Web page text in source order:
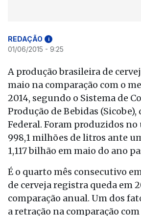
REDAÇÃO i
01/06/2015 - 9:25
A produção brasileira de
maio na comparação com o
2014, segundo o Sistema de
Produção de Bebidas (Sicobe),
Federal. Foram produzidos
998,1 milhões de litros ante
1,117 bilhão em maio do ano
É o quarto mês consecutivo
de cerveja registra queda em
comparação anual. Um dos
a retração na comparação